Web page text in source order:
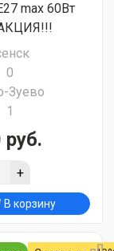
max 60Вт
0
Зуево
1
руб.
+
В корзину